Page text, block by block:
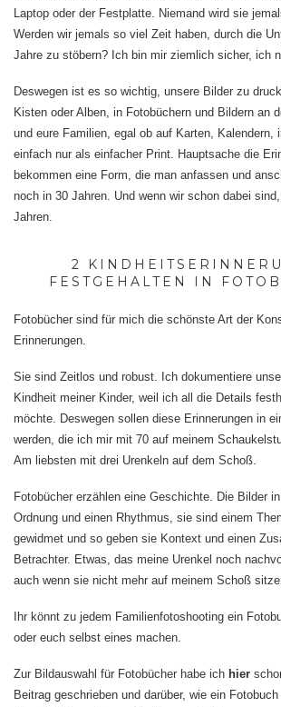
Laptop oder der Festplatte. Niemand wird sie
Werden wir jemals so viel Zeit haben, durch die
Jahre zu stöbern? Ich bin mir ziemlich sicher, ich
Deswegen ist es so wichtig, unsere Bilder zu
Kisten oder Alben, in Fotobüchern und Bildern an
und eure Familien, egal ob auf Karten, Kalendern,
einfach nur als einfacher Print. Hauptsache die
bekommen eine Form, die man anfassen und
noch in 30 Jahren. Und wenn wir schon dabei
Jahren.
2
FESTGEHALTEN IN
Fotobücher sind für mich die schönste Art der
Erinnerungen.
Sie sind Zeitlos und robust. Ich dokumentiere
Kindheit meiner Kinder, weil ich all die Details
möchte. Deswegen sollen diese Erinnerungen in
werden, die ich mir mit 70 auf meinem
Am liebsten mit drei Urenkeln auf dem Schoß.
Fotobücher erzählen eine Geschichte. Die Bilder
Ordnung und einen Rhythmus, sie sind einem
gewidmet und so geben sie Kontext und einen
Betrachter. Etwas, das meine Urenkel noch
auch wenn sie nicht mehr auf meinem Schoß
Ihr könnt zu jedem Familienfotoshooting ein
oder euch selbst eines machen.
Zur Bildauswahl für Fotobücher habe ich hier
Beitrag geschrieben und darüber, wie ein